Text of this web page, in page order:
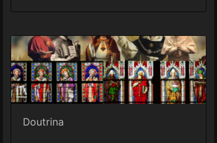
Doutrina